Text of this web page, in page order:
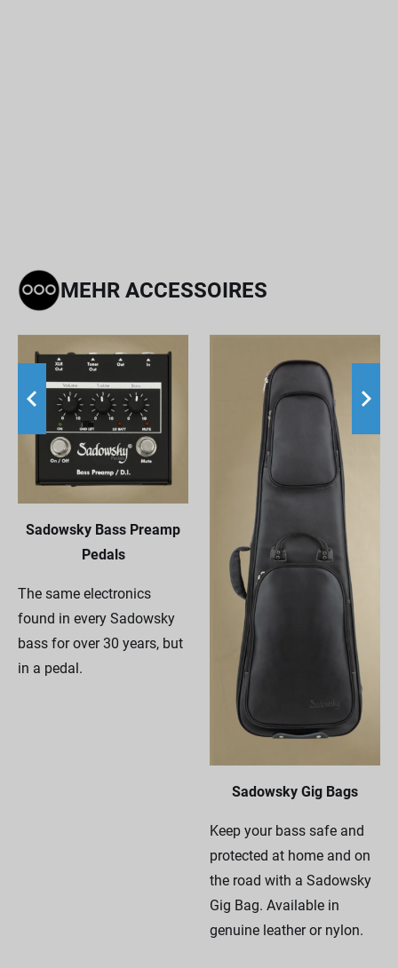
MEHR ACCESSOIRES
Sadowsky Bass Preamp
Pedals
The same electronics
found in every Sadowsky
bass for over 30 years, but
in a pedal.
Sadowsky Gig Bags
Keep your bass safe and
protected at home and on
the road with a Sadowsky
Gig Bag. Available in
genuine leather or nylon.